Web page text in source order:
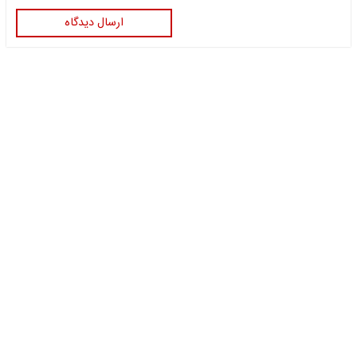
ارسال دیدگاه